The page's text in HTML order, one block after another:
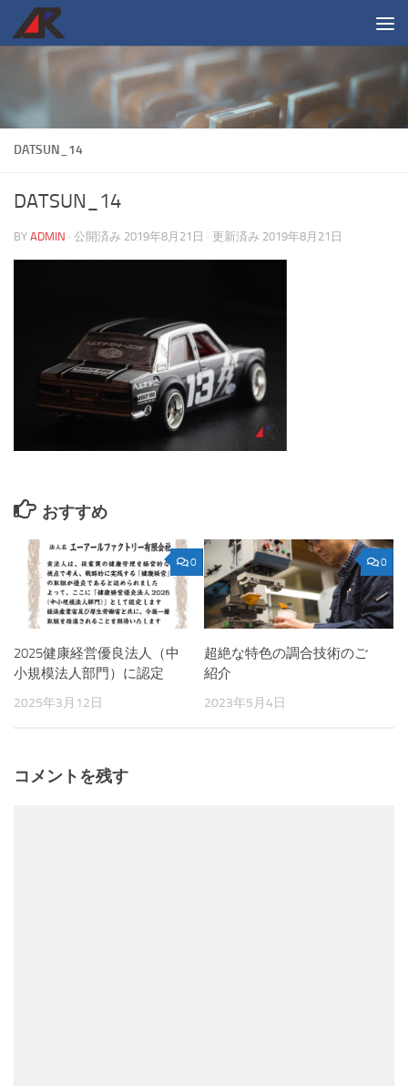
コンテンツへスキップ
DATSUN_14
DATSUN_14
BY ADMIN · 公開済み 2019年8月21日 · 更新済み 2019年8月21日
おすすめ
0
2025健康経営優良法人（中
小規模法人部門）に認定
2025年3月12日
0
超絶な特色の調合技術のご
紹介
2023年5月4日
コメントを残す